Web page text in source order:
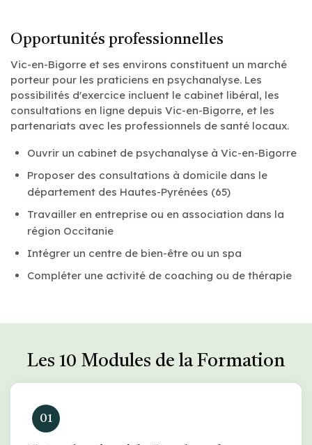
Opportunités professionnelles
Vic-en-Bigorre et ses environs constituent un marché
porteur pour les praticiens en psychanalyse. Les
possibilités d'exercice incluent le cabinet libéral, les
consultations en ligne depuis Vic-en-Bigorre, et les
partenariats avec les professionnels de santé locaux.
Ouvrir un cabinet de psychanalyse à Vic-en-Bigorre
Proposer des consultations à domicile dans le
département des Hautes-Pyrénées (65)
Travailler en entreprise ou en association dans la
région Occitanie
Intégrer un centre de bien-être ou un spa
Compléter une activité de coaching ou de thérapie
Les 10 Modules de la Formation
01